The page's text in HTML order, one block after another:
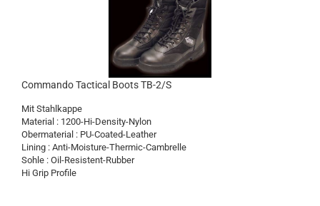
Commando Tactical Boots TB-2/S
Mit Stahlkappe
Material : 1200-Hi-Density-Nylon
Obermaterial : PU-Coated-Leather
Lining : Anti-Moisture-Thermic-Cambrelle
Sohle : Oil-Resistent-Rubber
Hi Grip Profile